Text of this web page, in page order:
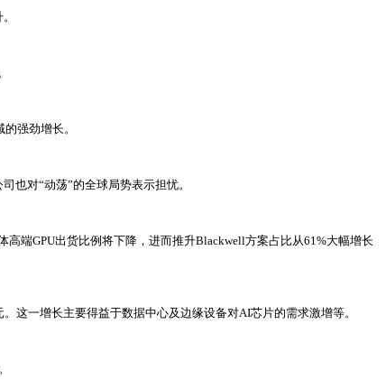
强劲增长。
也对“动荡”的全球局势表示担忧。
端GPU出货比例将下降，进而推升Blackwell方案占比从61%大幅增长
这一增长主要得益于数据中心及边缘设备对AI芯片的需求激增等。